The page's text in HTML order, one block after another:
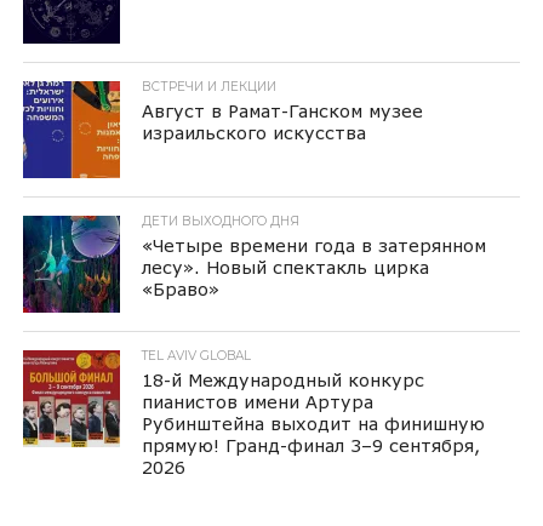
ВСТРЕЧИ И ЛЕКЦИИ
Август в Рамат-Ганском музее
израильского искусства
ДЕТИ ВЫХОДНОГО ДНЯ
«Четыре времени года в затерянном
лесу». Новый спектакль цирка
«Браво»
TEL AVIV GLOBAL
18-й Международный конкурс
пианистов имени Артура
Рубинштейна выходит на финишную
прямую! Гранд-финал 3–9 сентября,
2026